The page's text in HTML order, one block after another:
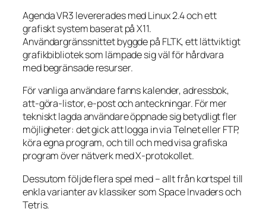
Agenda VR3 levererades med Linux 2.4 och ett
grafiskt system baserat på X11.
Användargränssnittet byggde på FLTK, ett lättviktigt
grafikbibliotek som lämpade sig väl för hårdvara
med begränsade resurser.
För vanliga användare fanns kalender, adressbok,
att‑göra‑listor, e‑post och anteckningar. För mer
tekniskt lagda användare öppnade sig betydligt fler
möjligheter: det gick att logga in via Telnet eller FTP,
köra egna program, och till och med visa grafiska
program över nätverk med X‑protokollet.
Dessutom följde flera spel med – allt från kortspel till
enkla varianter av klassiker som Space Invaders och
Tetris.